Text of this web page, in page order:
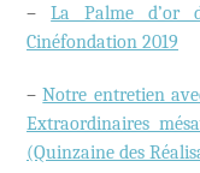
–La Palme d’or
Cinéfondation 2019
–Notre entretien
Extraordinaires
(Quinzaine des